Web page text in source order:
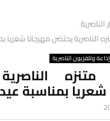
الناصرية
الناصرية يحتضن مهرجانا شعريا
إذاعة وتلفزيون الناصرية
متنزه
شعريا بمناسبة